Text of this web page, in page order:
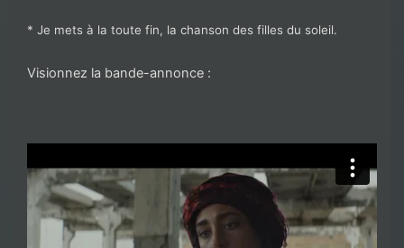
* Je mets à la toute fin, la chanson des filles du soleil.
Visionnez la bande-annonce :